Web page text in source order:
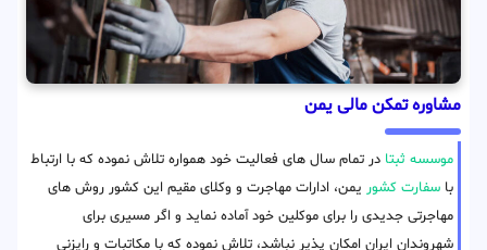
مشاوره تمکن مالی یمن
موسسه ثبتا در تمام سال های فعالیت خود همواره تلاش نموده که با ارتباط
با سفارت کشور یمن، ادارات مهاجرت و وکلای مقیم این کشور روش های
مهاجرتی جدیدی را برای موکلین خود آماده نماید و اگر مسیری برای
شهروندان ایران امکان پذیر نباشد، تلاش نموده که با مکاتبات و رایزنی